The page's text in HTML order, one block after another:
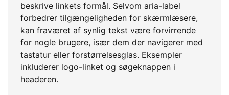
beskrive linkets formål. Selvom aria-label
forbedrer tilgængeligheden for skærmlæsere,
kan fraværet af synlig tekst være forvirrende
for nogle brugere, især dem der navigerer med
tastatur eller forstørrelsesglas. Eksempler
inkluderer logo-linket og søgeknappen i
headeren.